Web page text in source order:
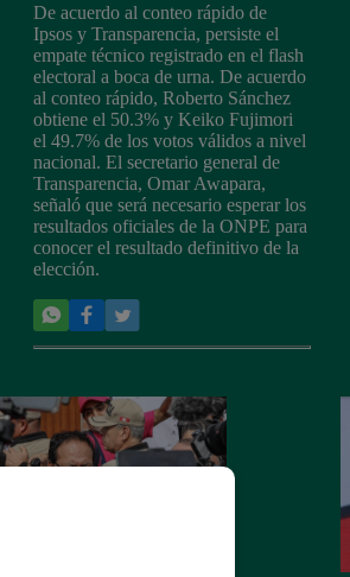
De acuerdo al conteo rápido de
Ipsos y Transparencia, persiste el
empate técnico registrado en el flash
electoral a boca de urna. De acuerdo
al conteo rápido, Roberto Sánchez
obtiene el 50.3% y Keiko Fujimori
el 49.7% de los votos válidos a nivel
nacional. El secretario general de
Transparencia, Omar Awapara,
señaló que será necesario esperar los
resultados oficiales de la ONPE para
conocer el resultado definitivo de la
elección.